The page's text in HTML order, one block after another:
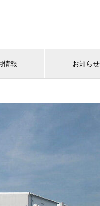
情報 お知らせ